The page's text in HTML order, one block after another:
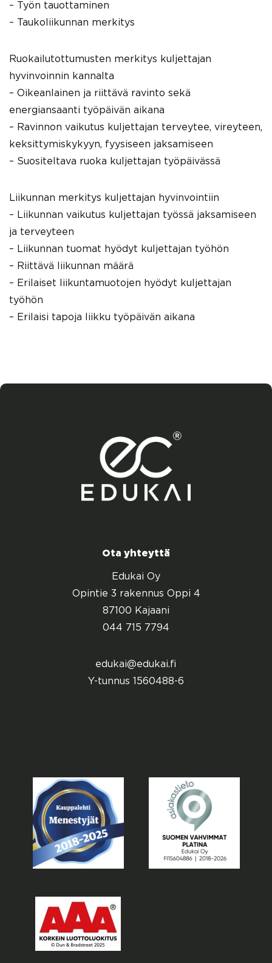
– Työn tauottaminen
– Taukoliikunnan merkitys
Ruokailutottumusten merkitys kuljettajan
hyvinvoinnin kannalta
– Oikeanlainen ja riittävä ravinto sekä
energiansaanti työpäivän aikana
– Ravinnon vaikutus kuljettajan terveytee, vireyteen,
keksittymiskykyyn, fyysiseen jaksamiseen
– Suositeltava ruoka kuljettajan työpäivässä
Liikunnan merkitys kuljettajan hyvinvointiin
– Liikunnan vaikutus kuljettajan työssä jaksamiseen
ja terveyteen
– Liikunnan tuomat hyödyt kuljettajan työhön
– Riittävä liikunnan määrä
– Erilaiset liikuntamuotojen hyödyt kuljettajan
työhön
– Erilaisi tapoja liikku työpäivän aikana
Ota yhteyttä
Edukai Oy
Opintie 3 rakennus Oppi 4
87100 Kajaani
044 715 7794
edukai@edukai.fi
Y-tunnus 1560488-6